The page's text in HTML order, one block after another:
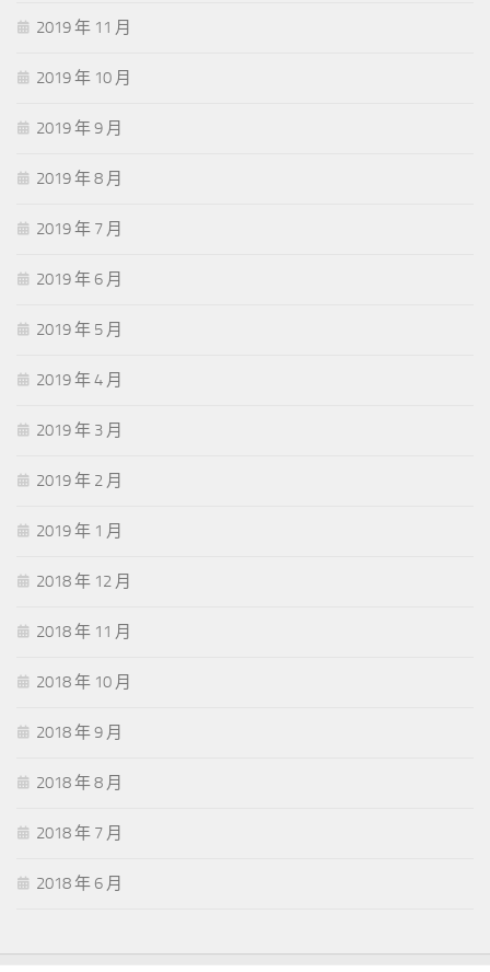
2019 年 11 月
2019 年 10 月
2019 年 9 月
2019 年 8 月
2019 年 7 月
2019 年 6 月
2019 年 5 月
2019 年 4 月
2019 年 3 月
2019 年 2 月
2019 年 1 月
2018 年 12 月
2018 年 11 月
2018 年 10 月
2018 年 9 月
2018 年 8 月
2018 年 7 月
2018 年 6 月